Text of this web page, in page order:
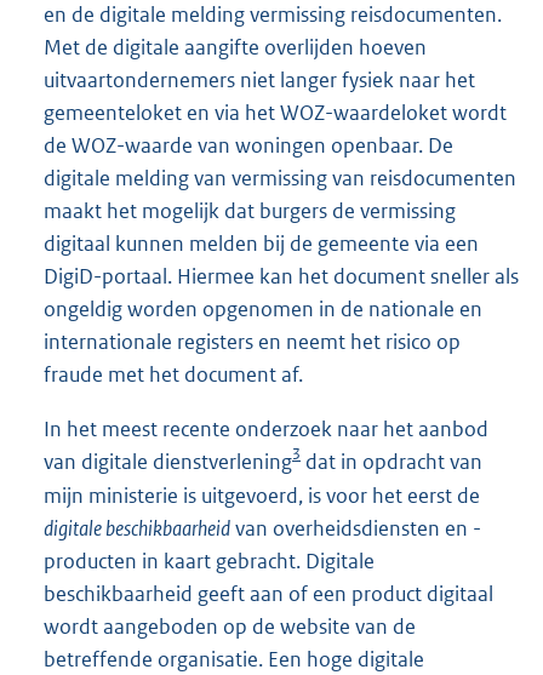
en de digitale melding vermissing reisdocumenten.
Met de digitale aangifte overlijden hoeven
uitvaartondernemers niet langer fysiek naar het
gemeenteloket en via het WOZ-waardeloket wordt
de WOZ-waarde van woningen openbaar. De
digitale melding van vermissing van reisdocumenten
maakt het mogelijk dat burgers de vermissing
digitaal kunnen melden bij de gemeente via een
DigiD-portaal. Hiermee kan het document sneller als
ongeldig worden opgenomen in de nationale en
internationale registers en neemt het risico op
fraude met het document af.
In het meest recente onderzoek naar het aanbod
van digitale dienstverlening3 dat in opdracht van
mijn ministerie is uitgevoerd, is voor het eerst de
digitale beschikbaarheidvan overheidsdiensten en -
producten in kaart gebracht. Digitale
beschikbaarheid geeft aan of een product digitaal
wordt aangeboden op de website van de
betreffende organisatie. Een hoge digitale